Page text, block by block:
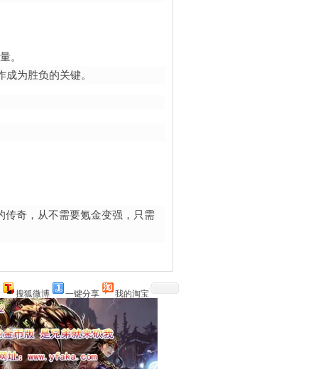
。
为胜负的关键。
奇，从不需要氪金变强，只需
搜狐微博 一键分享 我的淘宝